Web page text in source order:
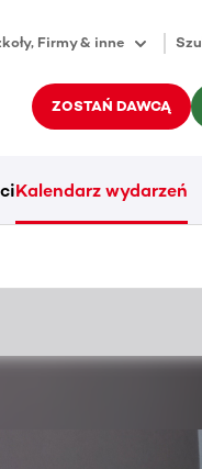
Firmy & inne
ZOSTAŃ DAWCĄ
Kalendarz wydarzeń